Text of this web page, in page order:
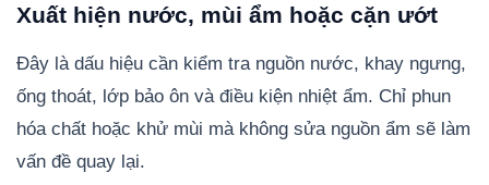
Xuất hiện nước, mùi ẩm hoặc cặn ướt
Đây là dấu hiệu cần kiểm tra nguồn nước, khay ngưng,
ống thoát, lớp bảo ôn và điều kiện nhiệt ẩm. Chỉ phun
hóa chất hoặc khử mùi mà không sửa nguồn ẩm sẽ làm
vấn đề quay lại.